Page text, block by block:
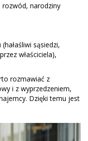
rozwód, narodziny
sąsiedzi,
właściciela),
rozmawiać z
i z wyprzedzeniem,
Dzięki temu jest